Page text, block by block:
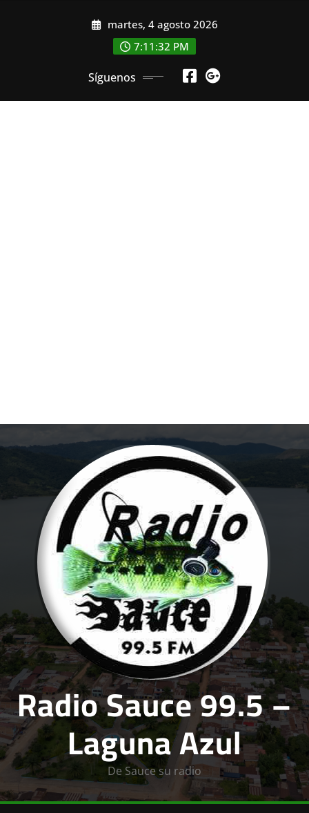
martes, 4 agosto 2026
7:11:33 PM
Síguenos
Radio Sauce 99.5 –
Laguna Azul
De Sauce su radio